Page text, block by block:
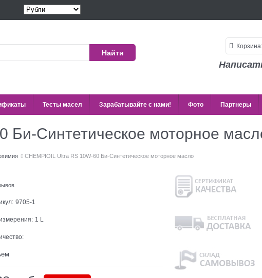
Найти
Корзина:
Тесты масел Зарабатывайте с нами! Фото Партнеры
Би-Синтетическое моторное
CHEMPIOIL Ultra RS 10W-60 Би-Синтетическое моторное масло
9705-1
1 L